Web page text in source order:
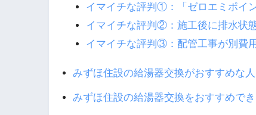
イマイチな評判①：「ゼロエミポイ
イマイチな評判②：施工後に排水状
イマイチな評判③：配管工事が別費
みずほ住設の給湯器交換がおすすめな人
みずほ住設の給湯器交換をおすすめで